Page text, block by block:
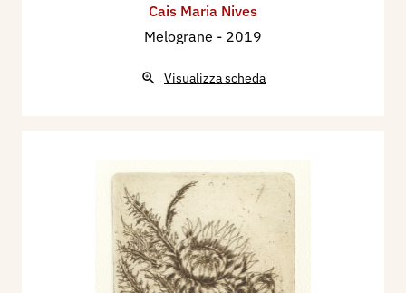
Cais Maria Nives
Melograne - 2019
Visualizza scheda